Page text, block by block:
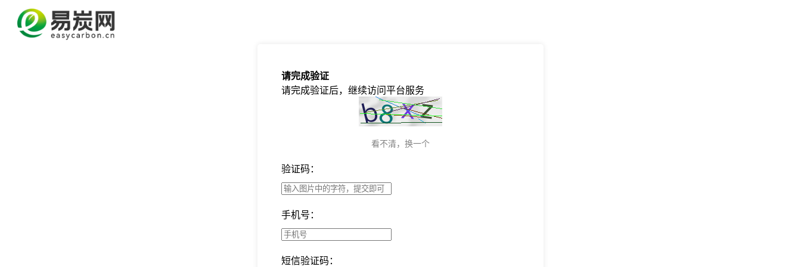
请完成验证
请完成验证后，继续访问平台服务
看不清，换一个
验证码：
手机号：
短信验证码：